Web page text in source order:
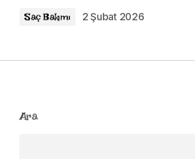
30 Nisan 2026 at 12:32
Yanıtla
Saç Bakımı 2 Şubat 2026
Ara